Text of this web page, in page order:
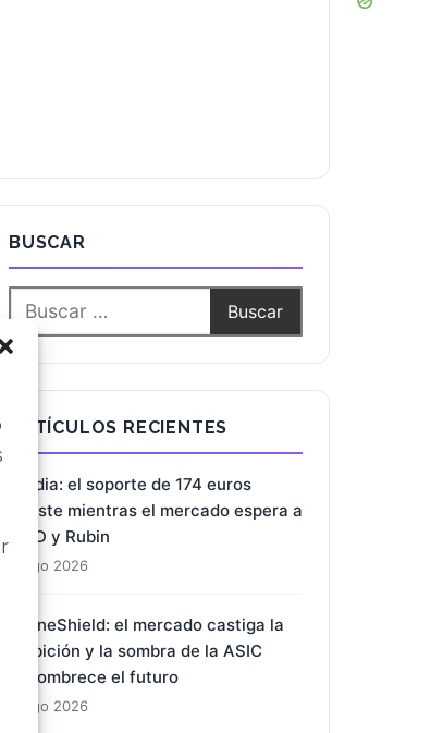
BUSCAR
ARTÍCULOS RECIENTES
Nvidia: el soporte de 174 euros
resiste mientras el mercado espera a
AMD y Rubin
2 Ago 2026
DroneShield: el mercado castiga la
ambición y la sombra de la ASIC
ensombrece el futuro
2 Ago 2026